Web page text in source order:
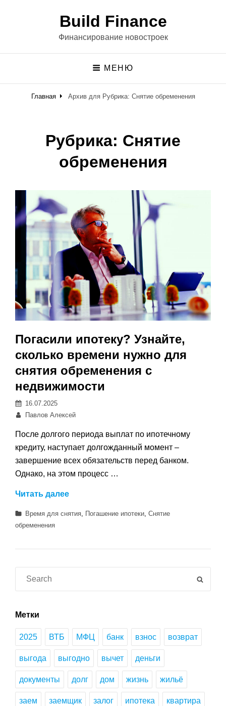
Build Finance
Финансирование новостроек
МЕНЮ
Главная Архив для Рубрика: Снятие обременения
Рубрика: Снятие
обременения
Погасили ипотеку? Узнайте,
сколько времени нужно для
снятия обременения с
недвижимости
Posted
on
16.07.2025
Автор:
Павлов Алексей
После долгого периода выплат по ипотечному
кредиту, наступает долгожданный момент –
завершение всех обязательств перед банком.
Однако, на этом процесс …
Читать далееПогасили
Узнайте,
Категории
Время для снятия, Погашение ипотеки, Снятие
обременения
Метки
2025 ВТБ МФЦ банк взнос возврат
выгода выгодно вычет деньги
документы долг дом жизнь жильё
заем заемщик залог ипотека квартира